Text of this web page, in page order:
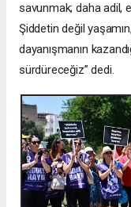
savunmak; daha adil,
Şiddetin değil
dayanışmanın
sürdüreceğiz” dedi.